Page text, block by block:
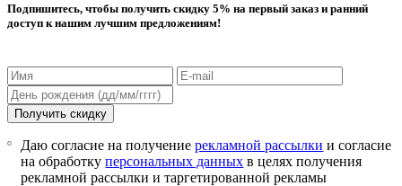
Подпишитесь, чтобы получить скидку 5% на первый заказ и ранний
доступ к нашим лучшим предложениям!
Получить скидку
Даю согласие на получениерекламной рассылки и согласие
на обработкуперсональных данных в целях получения
рекламной рассылки и таргетированной рекламы